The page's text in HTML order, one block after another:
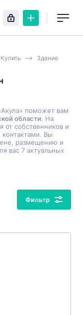
Купить Здание
поможет вам
области. На
от собственников и
Вы
размещению и
вас 7 актуальных
Фильтр